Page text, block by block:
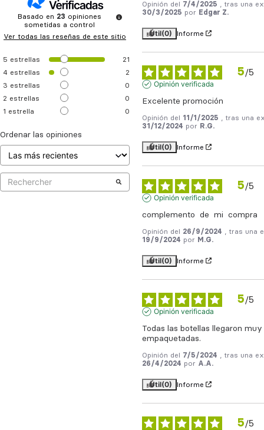
Basado en 23 opiniones
sometidas a control
Ver todas las reseñas de este sitio
5 estrellas
21
4 estrellas
2
3 estrellas
0
2 estrellas
0
1 estrella 0
Ordenar las opiniones
Opinión del 7/4/2025
, tras una
30/3/2025 por Edgar Z.
Útil(0) Informe
5/5
Opinión verificada
Excelente promoción
Opinión del 11/1/2025
, tras una
31/12/2024 por R.G.
Útil(0) Informe
5/5
Opinión verificada
complemento  de  mi  compra
Opinión del 26/9/2024
, tras una
19/9/2024 por M.G.
Útil(0) Informe
5/5
Opinión verificada
Todas las botellas llegaron muy
empaquetadas.
Opinión del 7/5/2024
, tras una
26/4/2024 por A.A.
Útil(0) Informe
5/5